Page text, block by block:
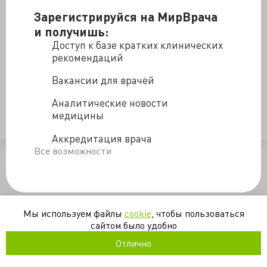
Зарегистрируйся на МирВрача
и получишь:
Доступ к базе кратких клинических
рекомендаций
Вакансии для врачей
Аналитические новости
медицины
Аккредитация врача
Все возможности
Сорокоминутная лекция: "Хроническая болезнь почек:
можно ли остановить прогрессирование?" Ведущий
научный сотрудник кафедры нефрологии Первого
МГМУ им.Сеченова Швецов Михаил Юрьевич. Видео
для практикующих врачей.
Ссылка на источник
креатинин
Мы используем файлы cookie , чтобы пользоваться
сайтом было удобно
Отлично
/blogs/